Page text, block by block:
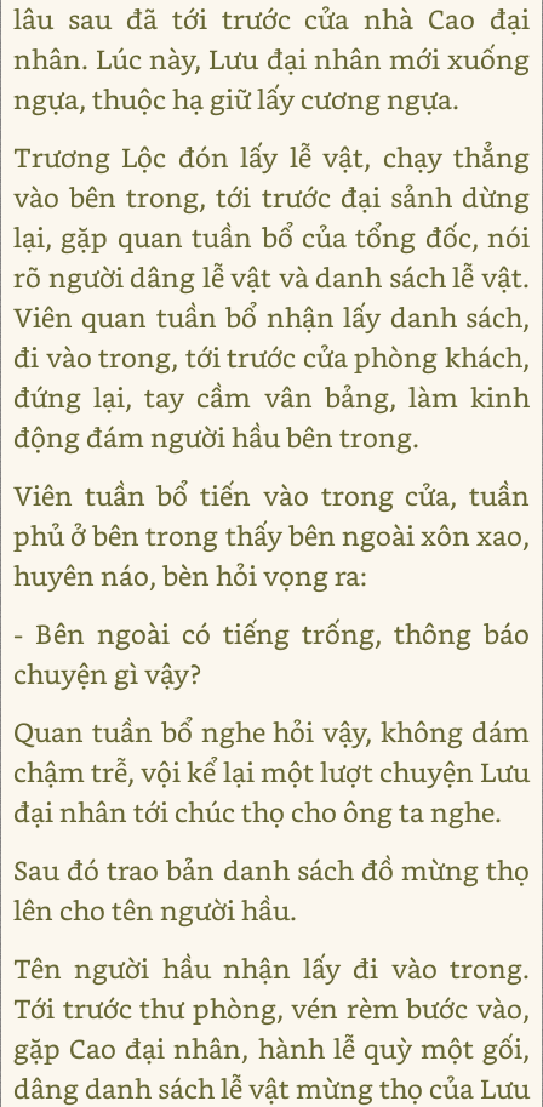
lâu sau đã tới trước cửa nhà Cao đại
nhân. Lúc này, Lưu đại nhân mới xuống
ngựa, thuộc hạ giữ lấy cương ngựa.
Trương Lộc đón lấy lễ vật, chạy thẳng
vào bên trong, tới trước đại sảnh dừng
lại, gặp quan tuần bổ của tổng đốc, nói
rõ người dâng lễ vật và danh sách lễ vật.
Viên quan tuần bổ nhận lấy danh sách,
đi vào trong, tới trước cửa phòng khách,
đứng lại, tay cầm vân bảng, làm kinh
động đám người hầu bên trong.
Viên tuần bổ tiến vào trong cửa, tuần
phủ ở bên trong thấy bên ngoài xôn xao,
huyên náo, bèn hỏi vọng ra:
- Bên ngoài có tiếng trống, thông báo
chuyện gì vậy?
Quan tuần bổ nghe hỏi vậy, không dám
chậm trễ, vội kể lại một lượt chuyện Lưu
đại nhân tới chúc thọ cho ông ta nghe.
Sau đó trao bản danh sách đồ mừng thọ
lên cho tên người hầu.
Tên người hầu nhận lấy đi vào trong.
Tới trước thư phòng, vén rèm bước vào,
gặp Cao đại nhân, hành lễ quỳ một gối,
dâng danh sách lễ vật mừng thọ của Lưu